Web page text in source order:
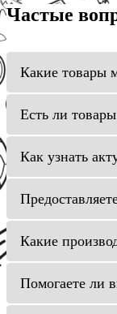
Частые
Какие товары
Есть ли
Как узнать
Какие
Помогаете ли